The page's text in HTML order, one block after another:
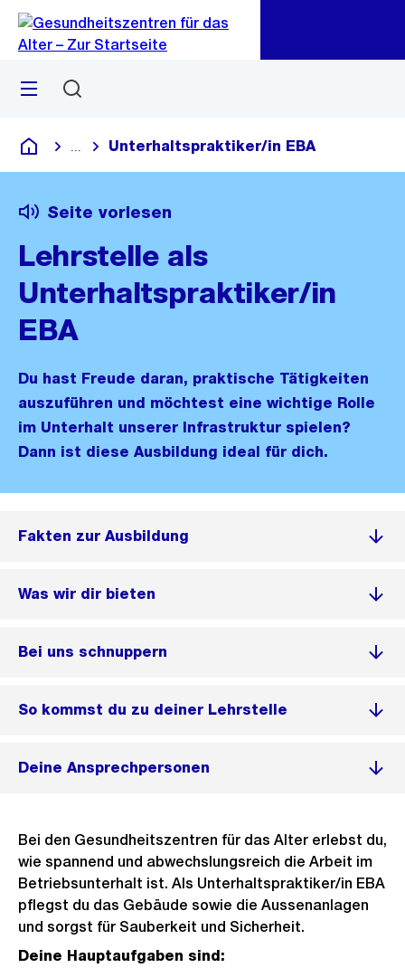
Navigation
Sprunglink
Menü
Gesundheitszentren für das Alter
Blende alle Breadcrumbs ein
Unterhalts­praktiker/in EBA
Seite vorlesen
Lehrstelle als
Unterhaltspraktiker/in
EBA
Du hast Freude daran, praktische Tätigkeiten
auszuführen und möchtest eine wichtige Rolle
im Unterhalt unserer Infrastruktur spielen?
Dann ist diese Ausbildung ideal für dich.
Fakten zur Ausbildung
Was wir dir bieten
Bei uns schnuppern
So kommst du zu deiner Lehrstelle
Deine Ansprechpersonen
Bei den Gesundheitszentren für das Alter erlebst du,
wie spannend und abwechslungsreich die Arbeit im
Betriebsunterhalt ist. Als Unterhaltspraktiker/in EBA
pflegst du das Gebäude sowie die Aussenanlagen
und sorgst für Sauberkeit und Sicherheit.
Deine Hauptaufgaben sind: